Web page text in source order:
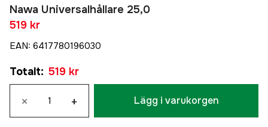
Nawa Universalhållare 25,0
519 kr
EAN: 6417780196030
Totalt: 519 kr
× + Lägg i varukorgen